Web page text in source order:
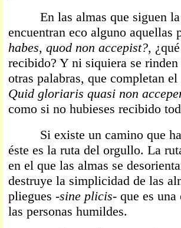
En las almas que siguen la
encuentran eco alguno aquellas
habes, quod non accepist?,
recibido? Y ni siquiera se rinden
otras palabras, que completan
Quid gloriaris quasi non
como si no hubieses recibido
Si existe un camino que
éste es la ruta del orgullo. La
en el que las almas se
destruye la simplicidad de las
pliegues -sine plicis- que es una
las personas humildes.